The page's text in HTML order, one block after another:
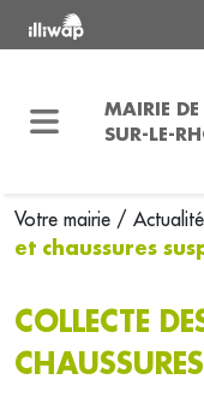
MAIRIE
SUR-LE-
Votre mairie /
et chaussures
COLLECTE